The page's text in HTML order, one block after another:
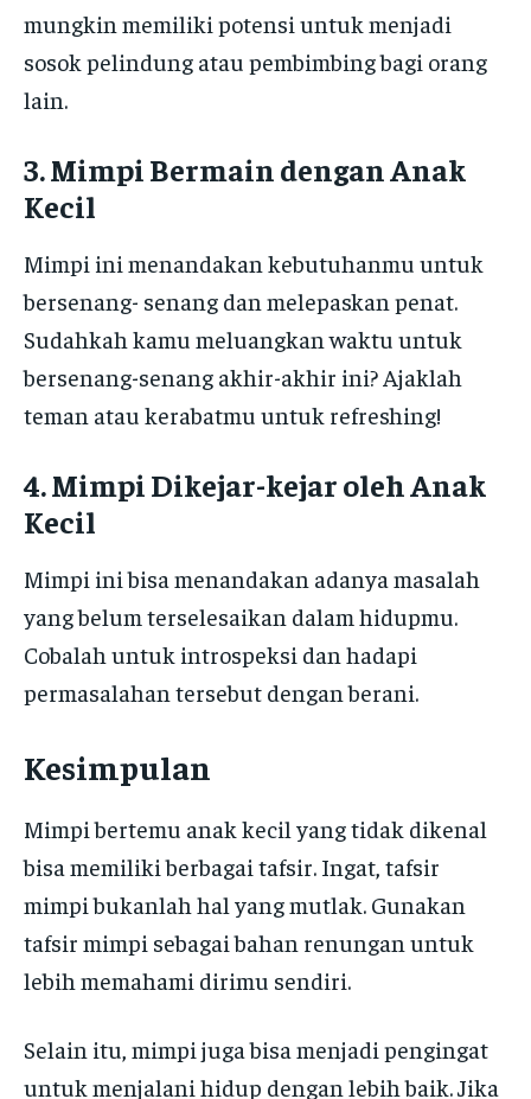
mungkin memiliki potensi untuk menjadi
sosok pelindung atau pembimbing bagi orang
lain.
3. Mimpi Bermain dengan Anak
Kecil
Mimpi ini menandakan kebutuhanmu untuk
bersenang- senang dan melepaskan penat.
Sudahkah kamu meluangkan waktu untuk
bersenang-senang akhir-akhir ini? Ajaklah
teman atau kerabatmu untuk refreshing!
4. Mimpi Dikejar-kejar oleh Anak
Kecil
Mimpi ini bisa menandakan adanya masalah
yang belum terselesaikan dalam hidupmu.
Cobalah untuk introspeksi dan hadapi
permasalahan tersebut dengan berani.
Kesimpulan
Mimpi bertemu anak kecil yang tidak dikenal
bisa memiliki berbagai tafsir. Ingat, tafsir
mimpi bukanlah hal yang mutlak. Gunakan
tafsir mimpi sebagai bahan renungan untuk
lebih memahami dirimu sendiri.
Selain itu, mimpi juga bisa menjadi pengingat
untuk menjalani hidup dengan lebih baik. Jika